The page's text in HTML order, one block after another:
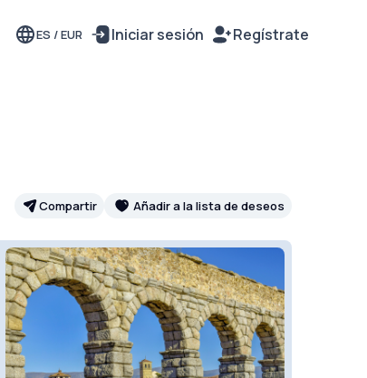
ES /EUR Iniciar sesión Regístrate
Compartir Añadir a la lista de deseos